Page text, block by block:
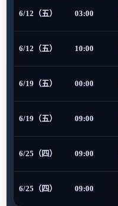
6/12（五） 03:00
6/12（五） 10:00
6/19（五） 00:00
6/19（五） 09:00
6/25（四） 09:00
6/25（四） 09:00